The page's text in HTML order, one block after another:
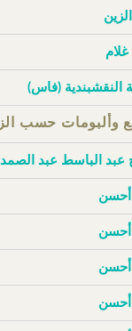
النقشبندية (فاس)
عبد الباسط عبد الصمد
أحسن
أحسن
أحسن
أحسن